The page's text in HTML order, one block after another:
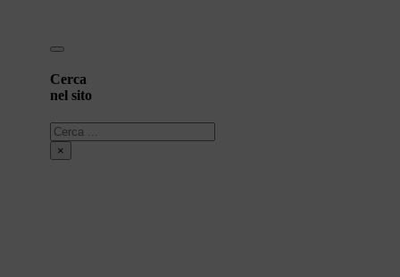
Cerca
nel sito
Cerca
×